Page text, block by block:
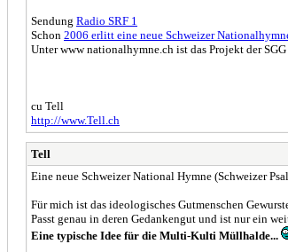
Sendung Radio SRF 1
Schon 2006 erlitt eine neue Schweizer
Unter www nationalhymne.ch ist das Projekt der
cu Tell
http://www.Tell.ch
Tell
Eine neue Schweizer National Hymne (Schweizer
Für mich ist das ideologisches Gutmenschen
Passt genau in deren Gedankengut und ist nur ein
Eine typische Idee für die Multi-Kulti Müllhalde...